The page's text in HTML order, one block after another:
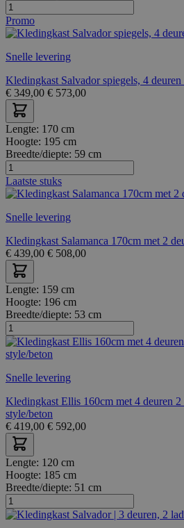
Promo
Snelle levering
Kledingkast Salvador spiegels, 4
€ 349,00 € 573,00
Lengte: 170 cm
Hoogte: 195 cm
Breedte/diepte: 59 cm
Laatste stuks
Snelle levering
Kledingkast Salamanca 170cm met 2
€ 439,00 € 508,00
Lengte: 159 cm
Hoogte: 196 cm
Breedte/diepte: 53 cm
Snelle levering
Kledingkast Ellis 160cm met 4 deuren
style/beton
€ 419,00 € 592,00
Lengte: 120 cm
Hoogte: 185 cm
Breedte/diepte: 51 cm